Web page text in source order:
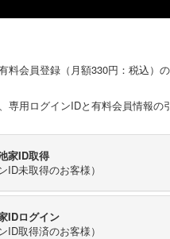
会員登録（月額330円：税込）
用ログインIDと有料会員情報
家ID取得
ID未取得のお客様）
IDログイン
ID取得済のお客様）